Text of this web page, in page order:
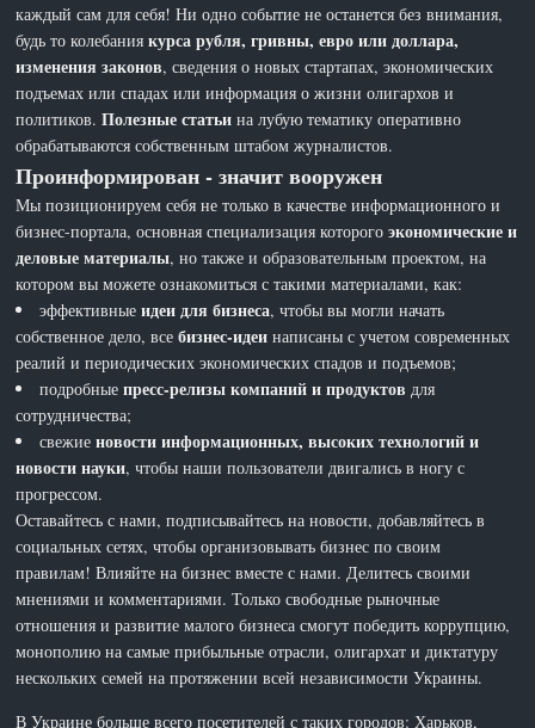
каждый сам для себя! Ни одно событие не останется без внимания,
будь то колебаниякурса рубля, гривны, евро или доллара,
изменения законов, сведения о новых стартапах, экономических
подъемах или спадах или информация о жизни олигархов и
политиков.Полезные статьи на лубую тематику оперативно
обрабатываются собственным штабом журналистов.
Проинформирован - значит вооружен
Мы позиционируем себя не только в качестве информационного и
бизнес-портала, основная специализация которогоэкономические и
деловые материалы, но также и образовательным проектом, на
котором вы можете ознакомиться с такими материалами, как:
эффективныеидеи для бизнеса, чтобы вы могли начать
собственное дело, всебизнес-идеи написаны с учетом современных
реалий и периодических экономических спадов и подъемов;
подробныепресс-релизы компаний и продуктов для
сотрудничества;
свежиеновости информационных, высоких технологий и
новости науки, чтобы наши пользователи двигались в ногу с
прогрессом.
Оставайтесь с нами, подписывайтесь на новости, добавляйтесь в
социальных сетях, чтобы организовывать бизнес по своим
правилам! Влияйте на бизнес вместе с нами. Делитесь своими
мнениями и комментариями. Только свободные рыночные
отношения и развитие малого бизнеса смогут победить коррупцию,
монополию на самые прибыльные отрасли, олигархат и диктатуру
нескольких семей на протяжении всей независимости Украины.
В Украине больше всего посетителей с таких городов: Харьков,